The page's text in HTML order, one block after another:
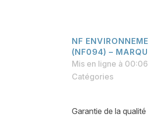
NF
(NF094) –
Mis en ligne à
Catégories
Garantie de la